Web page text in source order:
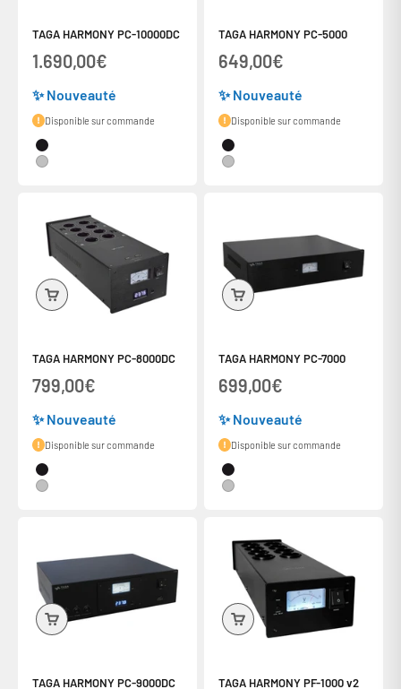
TAGA HARMONY PC-10000DC
Prix de vente
1.690,00€
✨ Nouveauté
Disponible sur commande
Couleur
Noir
Silver
TAGA HARMONY PC-5000
Prix de vente
649,00€
✨ Nouveauté
Disponible sur commande
Couleur
Noir
Silver
TAGA HARMONY PC-8000DC
Prix de vente
799,00€
✨ Nouveauté
Disponible sur commande
Couleur
Noir
Silver
TAGA HARMONY PC-7000
Prix de vente
699,00€
✨ Nouveauté
Disponible sur commande
Couleur
Noir
Silver
TAGA HARMONY PC-9000DC TAGA HARMONY PF-1000 v2